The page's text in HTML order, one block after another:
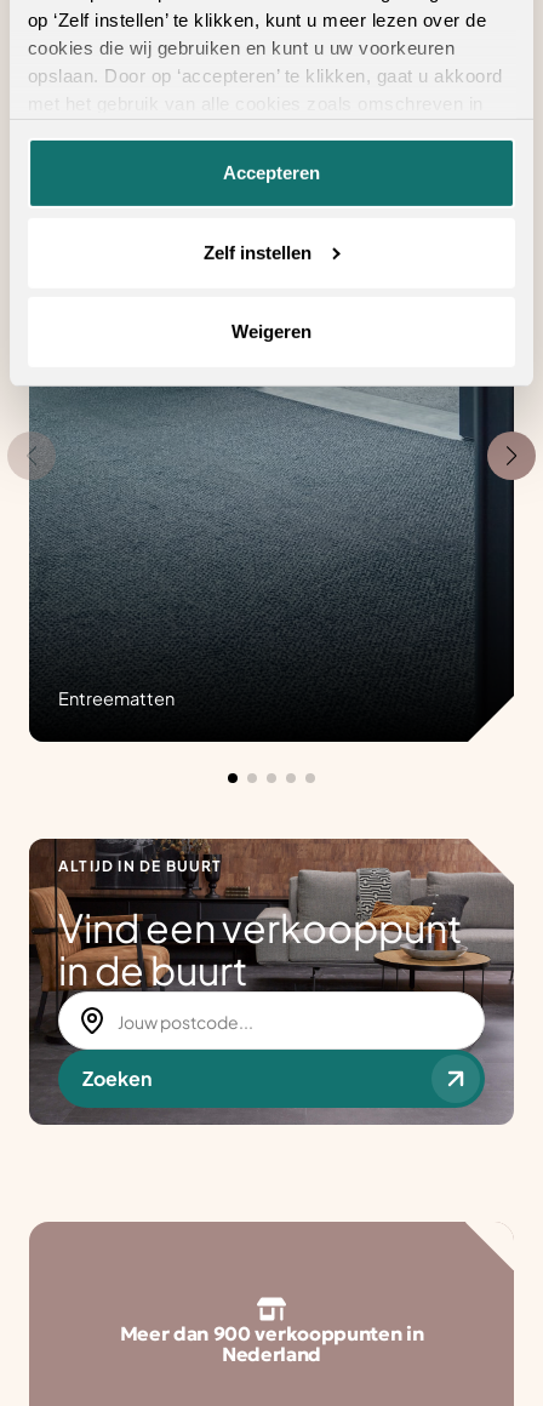
op ‘Zelf instellen’ te klikken, kunt u meer lezen over de
cookies die wij gebruiken en kunt u uw voorkeuren
opslaan. Door op ‘accepteren’ te klikken, gaat u akkoord
Accepteren
Zelf instellen
Weigeren
Geschikte
vloertoebehoren
Entreematten
ALTIJD IN DE BUURT
Vind een verkooppunt
in de buurt
Zoeken
Meer dan 900 verkooppunten in
Nederland